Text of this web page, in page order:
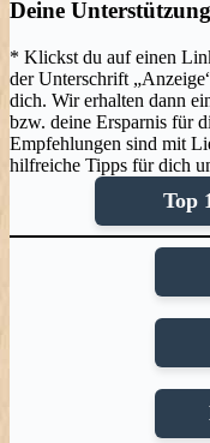
Deine Unterstützung
* Klickst du auf einen
der Unterschrift
dich. Wir erhalten dann
bzw. deine Ersparnis für
Empfehlungen sind mit
hilfreiche Tipps für dich
Top